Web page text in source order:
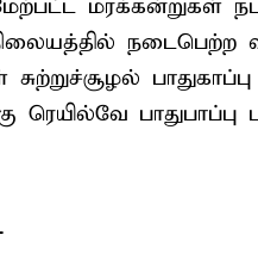
மரக்கன்றுகள்
நடைபெற்ற
ரெயில்வே